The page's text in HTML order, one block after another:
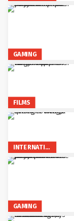
GAMING
FILMS
INTERNATIONAL
GAMING